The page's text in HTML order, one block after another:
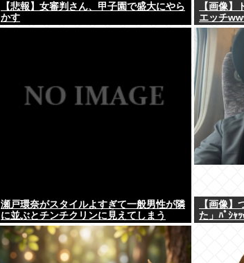
【悲報】女審判さん、甲子園で盛大にやら
かす
【画像】
エッチ
瀬戸環奈がスタイルよすぎて一般男性が隣
に並ぶとチンチクリンに見えてしまう
【画像】
た」ﾊﾟｼｬ